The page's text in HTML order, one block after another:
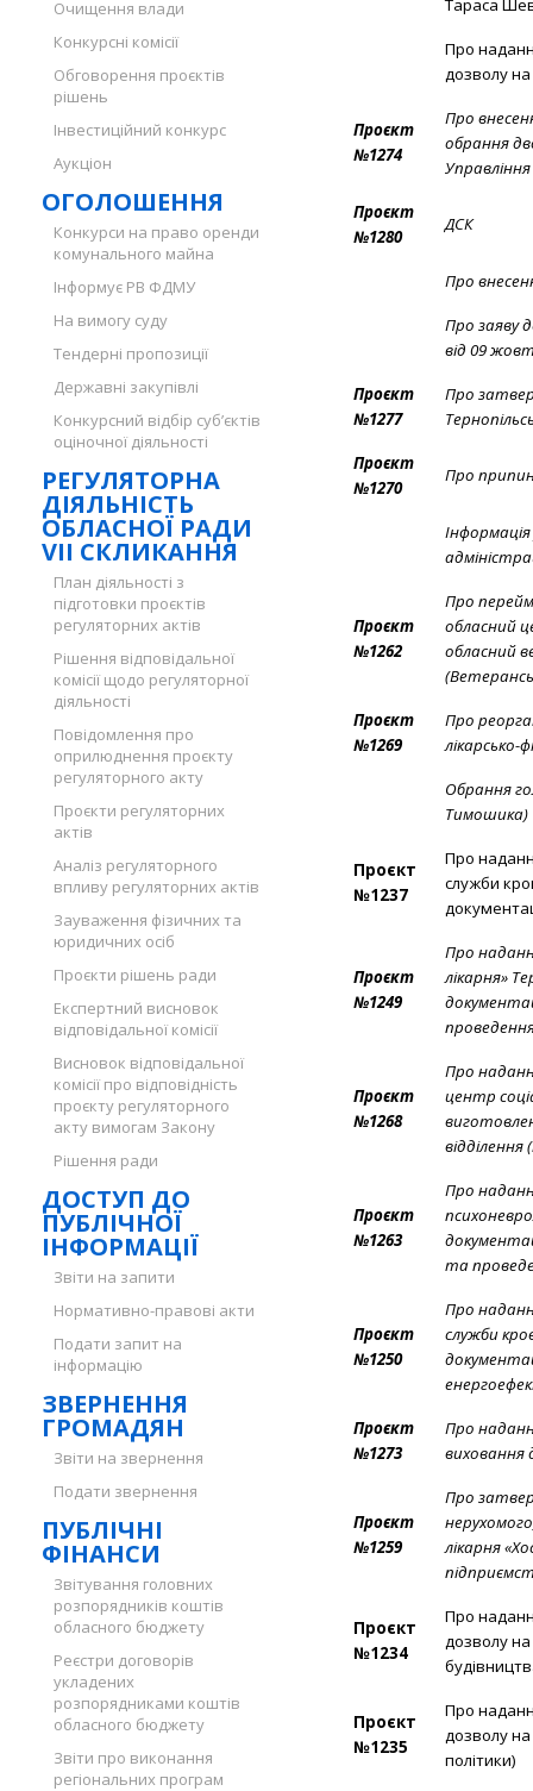
Очищення влади
Конкурсні комісії
Обговорення проєктів
рішень
Інвестиційний конкурс
Аукціон
ОГОЛОШЕННЯ
Конкурси на право оренди
комунального майна
Інформує РВ ФДМУ
На вимогу суду
Тендерні пропозиції
Державні закупівлі
Конкурсний відбір суб’єктів
оціночної діяльності
РЕГУЛЯТОРНА
ДІЯЛЬНІСТЬ
ОБЛАСНОЇ РАДИ
VII СКЛИКАННЯ
План діяльності з
підготовки проєктів
регуляторних актів
Рішення відповідальної
комісії щодо регуляторної
діяльності
Повідомлення про
оприлюднення проєкту
регуляторного акту
Проєкти регуляторних
актів
Аналіз регуляторного
впливу регуляторних актів
Зауваження фізичних та
юридичних осіб
Проєкти рішень ради
Експертний висновок
відповідальної комісії
Висновок відповідальної
комісії про відповідність
проєкту регуляторного
акту вимогам Закону
Рішення ради
ДОСТУП ДО
ПУБЛІЧНОЇ
ІНФОРМАЦІЇ
Звіти на запити
Нормативно-правові акти
Подати запит на
інформацію
ЗВЕРНЕННЯ
ГРОМАДЯН
Звіти на звернення
Подати звернення
ПУБЛІЧНІ
ФІНАНСИ
Звітування головних
розпорядників коштів
обласного бюджету
Реєстри договорів
укладених
розпорядниками коштів
обласного бюджету
Звіти про виконання
регіональних програм
Тараса
Про
дозволу
Проєкт
№1274
Про
обрання
Проєкт
№1280
ДСК
Про
Про заяву
від 09
Проєкт
№1277
Про
Проєкт
№1270
Про
Проєкт
№1262
Про
обласний
обласний
Проєкт
№1269
Про
лікарсько-
Обрання
Тимошика)
Проєкт
№1237
Про
служби
Проєкт
№1249
Про
лікарня»
Проєкт
№1268
Про
центр
Проєкт
№1263
Про
та
Проєкт
№1250
Про
служби
Проєкт
№1273
Про
виховання
Проєкт
№1259
Про
лікарня
Проєкт
№1234
Про
дозволу
Проєкт
№1235
Про
дозволу
політики)